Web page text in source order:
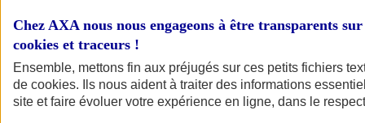
Chez AXA nous nous engageons à être transparents
cookies et traceurs !
Ensemble, mettons fin aux préjugés sur ces petits fichiers
de cookies. Ils nous aident à traiter des informations
site et faire évoluer votre expérience en ligne, dans le